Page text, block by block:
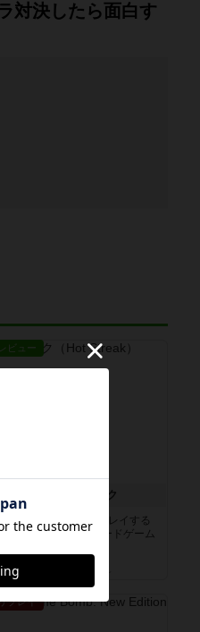
対決したら面白す
レビュー
ホットストリーク
軽〜中量級を中心にプレイする
マーの感想です。ボードゲーム
プレイ